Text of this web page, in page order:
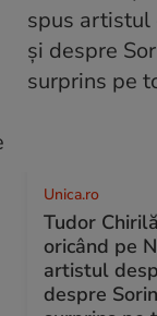
Unica.ro
Tudor
oricând pe
artistul
despre